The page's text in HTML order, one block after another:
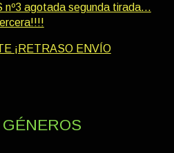
nº3 agotada segunda tirada…
¡RETRASO ENVÍO